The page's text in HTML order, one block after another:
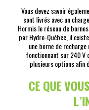
Vous devez savoir
sont livrés avec un
Hormis le réseau de
par Hydro-Québec, il
une borne de
fonctionnant sur 240 V
plusieurs options afin
CE QUE